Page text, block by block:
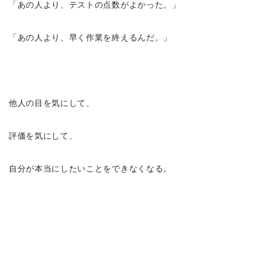
「あの人より、テストの点数がよかった。」
「あの人より、早く作業を終えるんだ。」
他人の目を気にして、
評価を気にして、
自分が本当にしたいことをできなくなる。